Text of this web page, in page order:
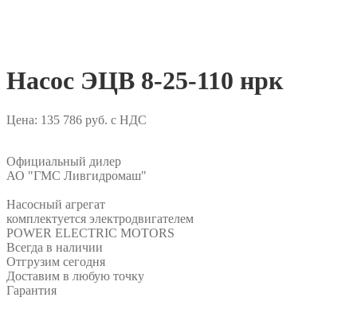
Насос ЭЦВ 8-25-110 нрк
Цена: 135 786 руб. с НДС
Официальный дилер
АО "ГМС Ливгидромаш"
Насосный агрегат
комплектуется электродвигателем
POWER ELECTRIC MOTORS
Всегда в наличии
Отгрузим сегодня
Доставим в любую точку
Гарантия